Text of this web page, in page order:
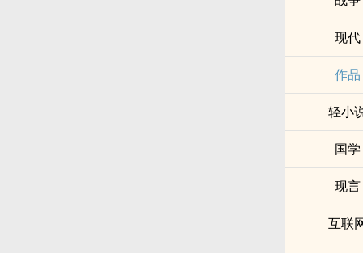
现代
作品
轻小
国学
现言
互联